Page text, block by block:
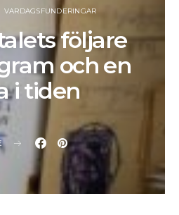
VARDAGSFUNDERINGAR
följare
och en
i tiden